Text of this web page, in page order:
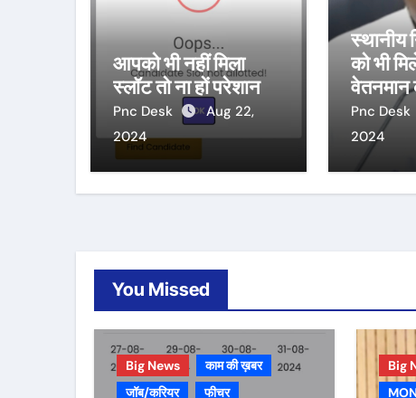
आपको भी नहीं मिला
स्लॉट तो ना हों परेशान
Pnc Desk
Aug 22,
2024
स्थानीय
को भी
वेतनमान
Pnc Desk
2024
You Missed
Big News
काम की ख़बर
जॉब/करियर
फीचर
Big